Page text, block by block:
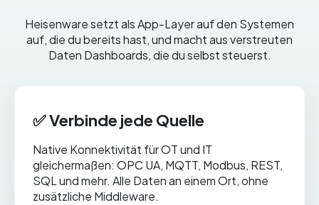
Heisenware setzt als App-Layer auf den Systemen
auf, die du bereits hast, und macht aus verstreuten
Daten Dashboards, die du selbst steuerst.
✅ Verbinde jede Quelle
Native Konnektivität für OT und IT
gleichermaßen: OPC UA, MQTT, Modbus, REST,
SQL und mehr. Alle Daten an einem Ort, ohne
zusätzliche Middleware.